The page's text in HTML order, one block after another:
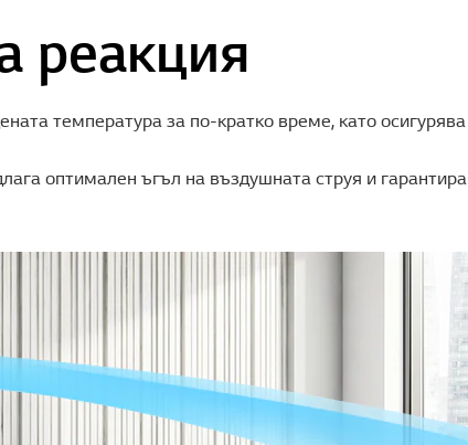
реакция
температура за по-кратко време, като осигурява
оптимален ъгъл на въздушната струя и гарантира